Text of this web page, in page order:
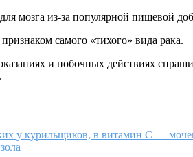
мозга из-за популярной пищевой
самого «тихого» вида рака.
и побочных действиях
у курильщиков, в витамин С —